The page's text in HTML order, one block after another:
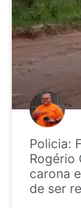
Policia:
Rogério
carona
de ser